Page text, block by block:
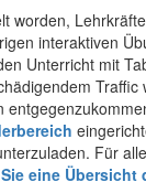
worden,
interaktiven
Unterricht mit
Für alle
eine Übersicht